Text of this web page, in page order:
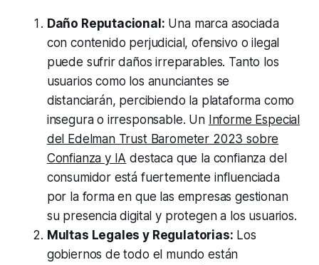
Daño Reputacional: Una marca asociada
con contenido perjudicial, ofensivo o ilegal
puede sufrir daños irreparables. Tanto los
usuarios como los anunciantes se
distanciarán, percibiendo la plataforma como
insegura o irresponsable. Un Informe Especial
del Edelman Trust Barometer 2023 sobre
Confianza y IA destaca que la confianza del
consumidor está fuertemente influenciada
por la forma en que las empresas gestionan
su presencia digital y protegen a los usuarios.
Multas Legales y Regulatorias: Los
gobiernos de todo el mundo están